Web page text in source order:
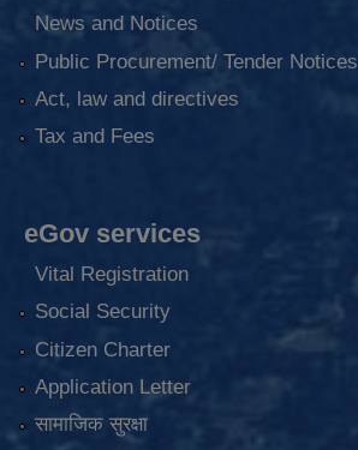
News and Notices
Public Procurement/ Tender Notices
Act, law and directives
Tax and Fees
eGov services
Vital Registration
Social Security
Citizen Charter
Application Letter
सामाजिक सुरक्षा